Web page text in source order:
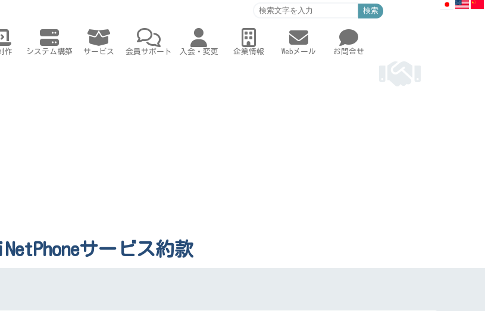
検索
作 システム構築 サービス 会員サポート 入会・変更 企業情報 Webメール お問合せ
サービス約款